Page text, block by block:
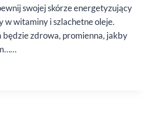
swojej skórze energetyzujący
w witaminy i szlachetne oleje.
będzie zdrowa, promienna, jakby